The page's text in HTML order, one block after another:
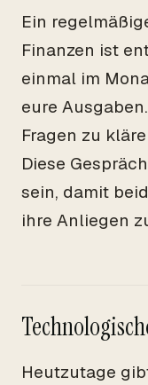
Ein
Finanzen ist
einmal im
eure
Fragen zu
Diese
sein, damit
ihre Anliegen
Heutzutage